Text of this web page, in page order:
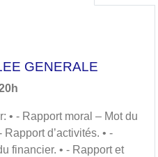
GENERALE
• - Rapport moral – Mot du
Rapport d’activités. • -
financier. • - Rapport et